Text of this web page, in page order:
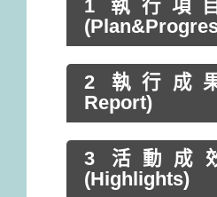
1 執行項
2 執行成
Report)
3 活動成
(Highlights)